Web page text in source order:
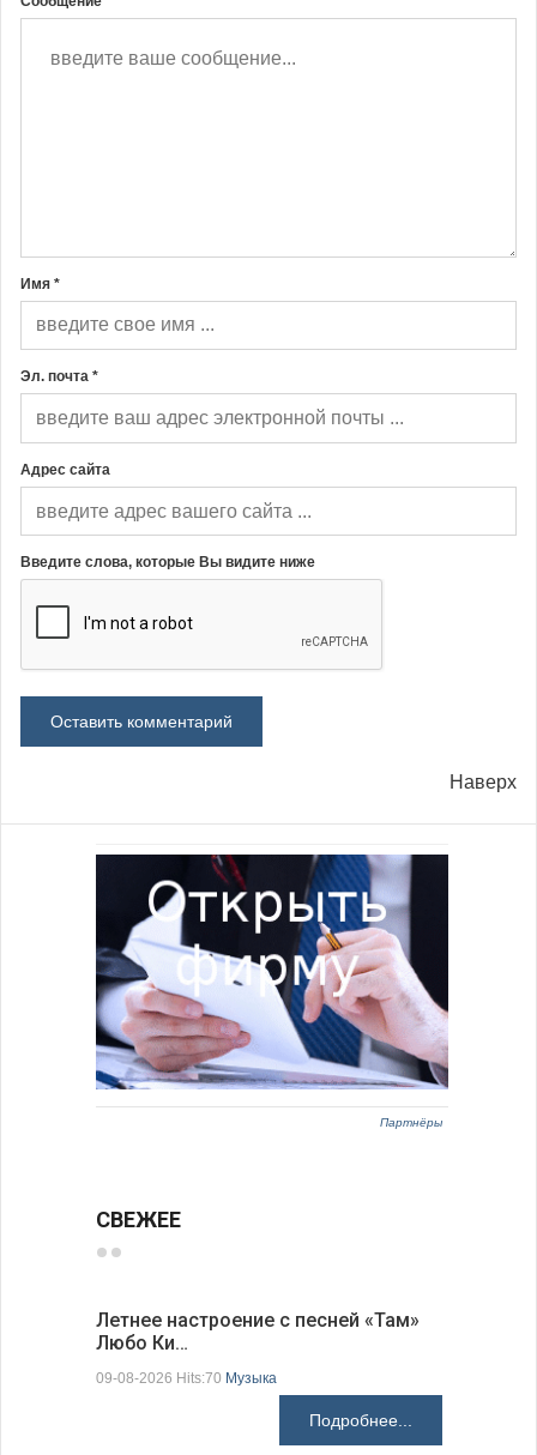
Имя *
Эл. почта *
Адрес сайта
Введите слова, которые Вы видите ниже
Наверх
Партнёры
СВЕЖЕЕ
Летнее настроение с песней «Там»
Любо Ки…
09-08-2026 Hits:70 Музыка
Подробнее...